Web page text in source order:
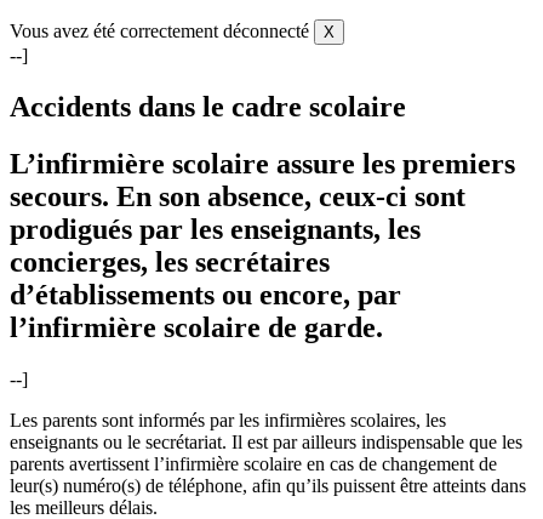
Vous avez été correctement déconnecté X
--]
Accidents dans le cadre scolaire
L’infirmière scolaire assure les premiers
secours. En son absence, ceux-ci sont
prodigués par les enseignants, les
concierges, les secrétaires
d’établissements ou encore, par
l’infirmière scolaire de garde.
--]
Les parents sont informés par les infirmières scolaires, les
enseignants ou le secrétariat. Il est par ailleurs indispensable que les
parents avertissent l’infirmière scolaire en cas de changement de
leur(s) numéro(s) de téléphone, afin qu’ils puissent être atteints dans
les meilleurs délais.